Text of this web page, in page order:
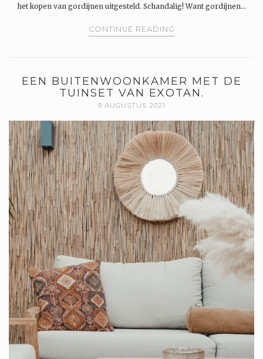
het kopen van gordijnen uitgesteld. Schandalig! Want gordijnen…
CONTINUE READING
EEN BUITENWOONKAMER MET DE
TUINSET VAN EXOTAN.
9 AUGUSTUS 2021